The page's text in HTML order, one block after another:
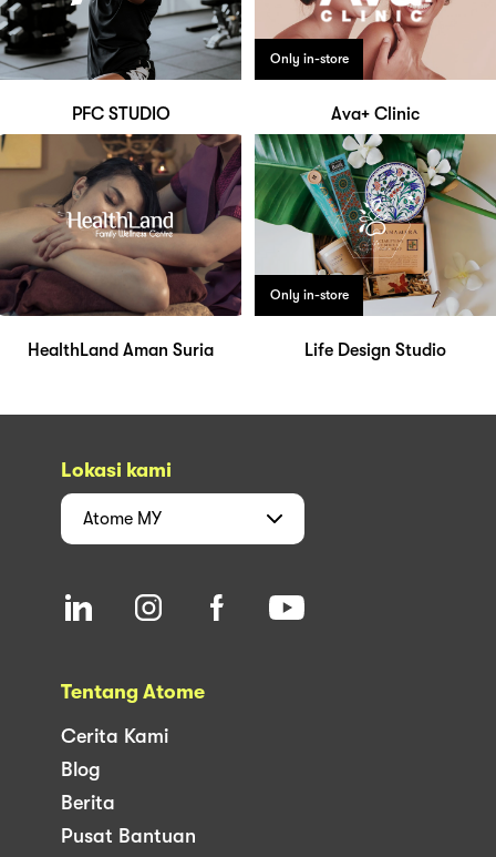
PFC STUDIO
Only in-store
Ava+ Clinic
HealthLand Aman Suria
Only in-store
Life Design Studio
Lokasi kami
Atome MY
Tentang Atome
Cerita Kami
Blog
Berita
Pusat Bantuan